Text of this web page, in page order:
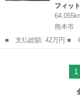
フィット
熊本市
■ 支払総額: 42万円 ■ 車両本体価格： 390,000 円 ■ メーカー
名： ホンダ ■ 車種名
1